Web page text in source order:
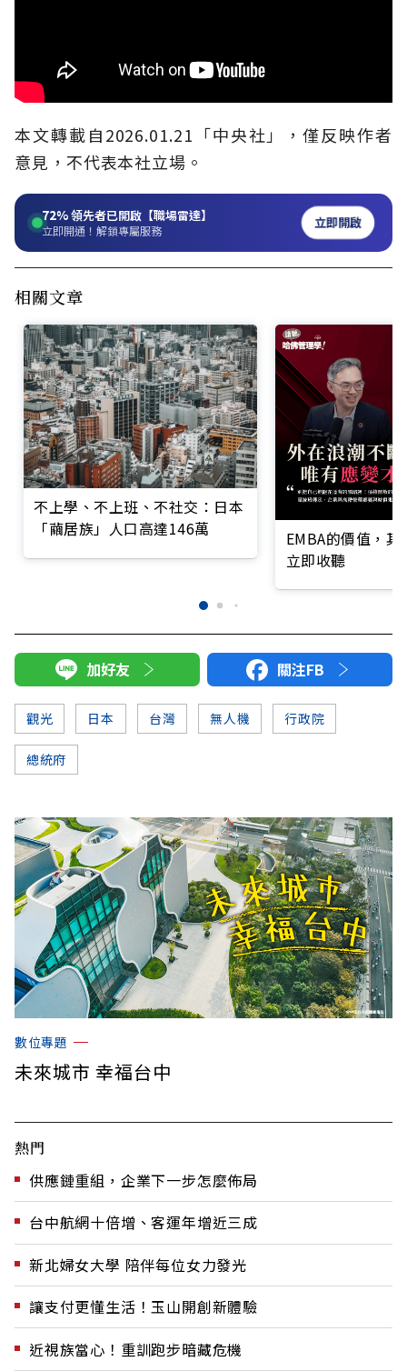
本文轉載自2026.01.21「中央社」，僅反映作者
意見，不代表本社立場。
72%領先者已開啟【職場雷達】
立即開通！解鎖專屬服務 立即開啟
相關文章
不上學、不上班、不社交：日本
「繭居族」人口高達146萬
EMBA的價值，
立即收聽
加好友 關注FB
觀光 日本 台灣 無人機 行政院
總統府
數位專題
未來城市 幸福台中
熱門
供應鏈重組，企業下一步怎麼佈局
台中航網十倍增、客運年增近三成
新北婦女大學 陪伴每位女力發光
讓支付更懂生活！玉山開創新體驗
近視族當心！重訓跑步暗藏危機